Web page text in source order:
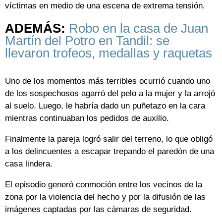
víctimas en medio de una escena de extrema tensión.
ADEMÁS: Robo en la casa de Juan
Martín del Potro en Tandil: se
llevaron trofeos, medallas y raquetas
Uno de los momentos más terribles ocurrió cuando uno
de los sospechosos agarró del pelo a la mujer y la arrojó
al suelo. Luego, le habría dado un puñetazo en la cara
mientras continuaban los pedidos de auxilio.
Finalmente la pareja logró salir del terreno, lo que obligó
a los delincuentes a escapar trepando el paredón de una
casa lindera.
El episodio generó conmoción entre los vecinos de la
zona por la violencia del hecho y por la difusión de las
imágenes captadas por las cámaras de seguridad.